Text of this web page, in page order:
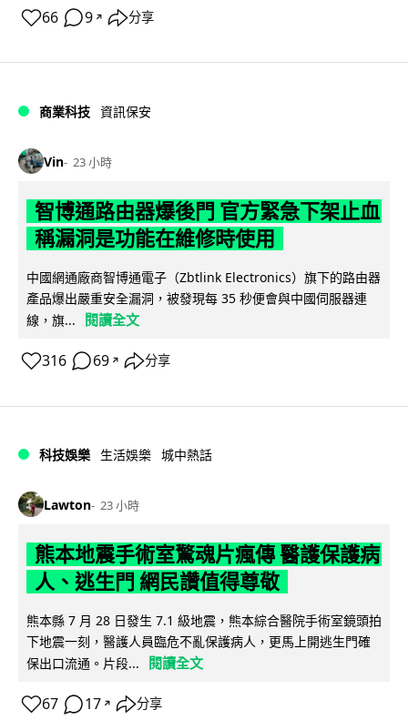
66 9 ↗ 分享
商業科技 資訊保安
Vin 23 小時
智博通路由器爆後門 官方緊急下架止血
稱漏洞是功能在維修時使用
中國網通廠商智博通電子（Zbtlink Electronics）旗下的路由器
產品爆出嚴重安全漏洞，被發現每 35 秒便會與中國伺服器連
線，旗...
閱讀全文
316 69 ↗ 分享
科技娛樂 生活娛樂 城中熱話
Lawton 23 小時
熊本地震手術室驚魂片瘋傳 醫護保護病
人、逃生門 網民讚值得尊敬
熊本縣 7 月 28 日發生 7.1 級地震，熊本綜合醫院手術室鏡頭拍
下地震一刻，醫護人員臨危不亂保護病人，更馬上開逃生門確
保出口流通。片段...
閱讀全文
67 17 ↗ 分享